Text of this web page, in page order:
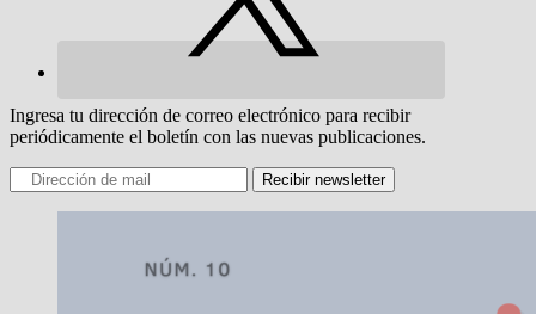
Ingresa tu dirección de correo electrónico para recibir
periódicamente el boletín con las nuevas publicaciones.
Recibir newsletter